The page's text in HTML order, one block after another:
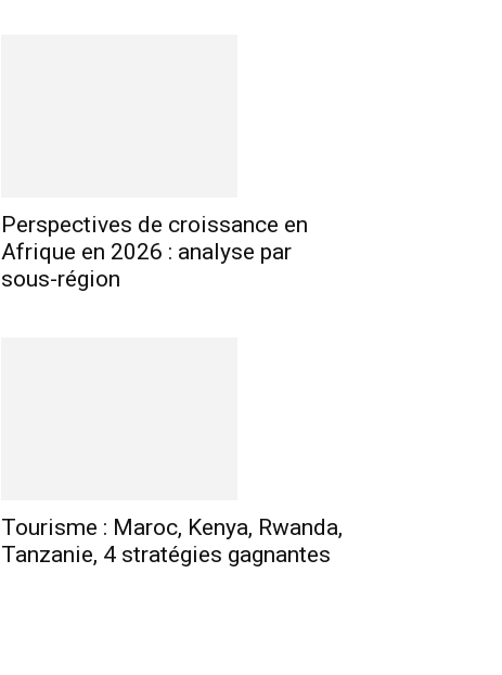
Perspectives de croissance en
Afrique en 2026 : analyse par
sous-région
Tourisme : Maroc, Kenya, Rwanda,
Tanzanie, 4 stratégies gagnantes